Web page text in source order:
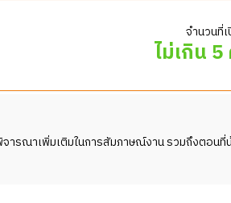
ปอนด์ได้ และอาจต้องทำหน้าที่อื่น ๆ ที่ได้รับ
รับมอบหมาย
มือที่กำหนด
ณภาพอาหารให้เป็นไปตามมาตรฐานที่กำห
ารหยิบไปใช้
จำนวนที่
ไม่เกิน
ารณาเพิ่มเติมในการสัมภาษณ์งาน รวมถึงตอนที่